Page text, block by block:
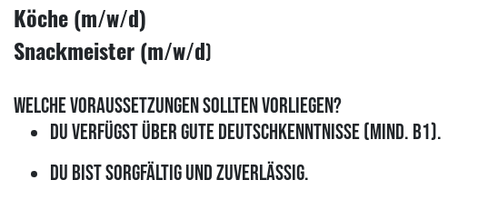
Köche (m/w/d)
Snackmeister (m/w/d)
Welche Voraussetzungen sollten vorliegen?
Du verfügst über gute Deutschkenntnisse (mind. B1).
Du bist sorgfältig und zuverlässig.